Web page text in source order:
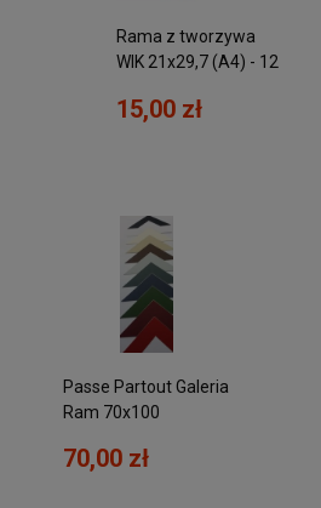
Rama z tworzywa
WIK 21x29,7 (A4) - 12
15,00 zł
Passe Partout Galeria
Ram 70x100
70,00 zł